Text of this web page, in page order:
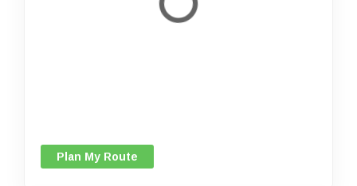
Plan My Route